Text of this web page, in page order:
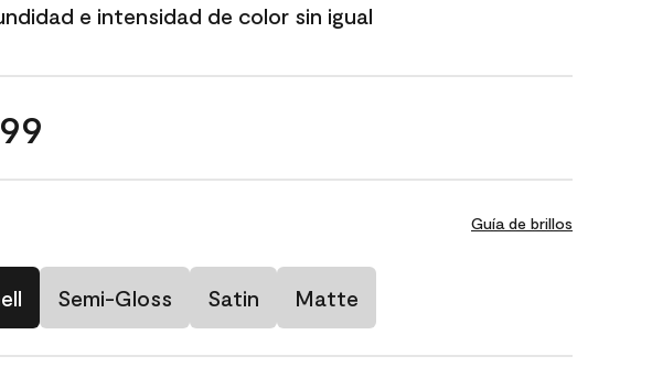
e intensidad de color sin igual
Guía de brillos
Semi-Gloss Satin Matte